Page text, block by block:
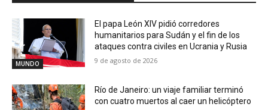
MUNDO
El papa León XIV pidió corredores
humanitarios para Sudán y el fin de los
ataques contra civiles en Ucrania y Rusia
9 de agosto de 2026
Río de Janeiro: un viaje familiar terminó
con cuatro muertos al caer un helicóptero